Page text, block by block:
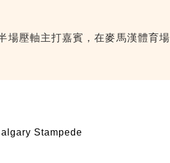
場壓軸主打嘉賓，在麥馬漢體育場
Stampede